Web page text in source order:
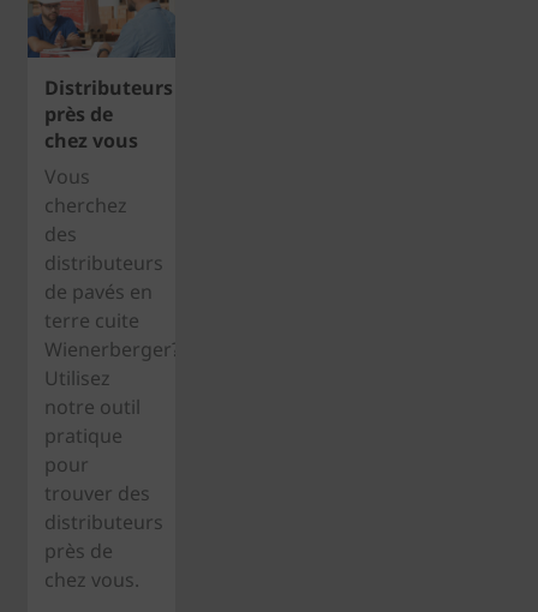
Distributeurs
près de
chez vous
Vous
cherchez
des
distributeurs
de pavés en
terre cuite
Wienerberger?
Utilisez
notre outil
pratique
pour
trouver des
distributeurs
près de
chez vous.